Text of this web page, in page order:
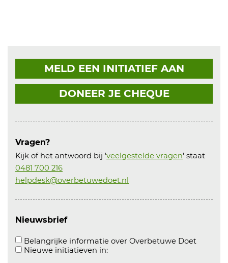
MELD EEN INITIATIEF AAN
DONEER JE CHEQUE
Vragen?
Kijk of het antwoord bij 'veelgestelde vragen' staat
0481 700 216
helpdesk@overbetuwedoet.nl
Nieuwsbrief
Belangrijke informatie over Overbetuwe Doet
Nieuwe initiatieven in:Aanvinken om informatie over